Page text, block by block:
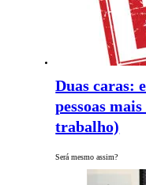
Duas caras:
pessoas
trabalho)
Será mesmo assim?